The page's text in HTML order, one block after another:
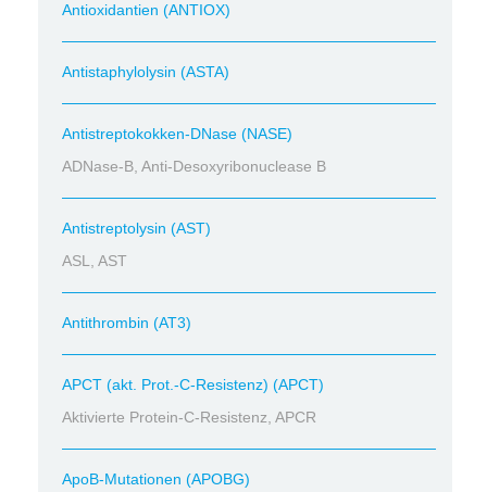
Antioxidantien (ANTIOX)
Antistaphylolysin (ASTA)
Antistreptokokken-DNase (NASE)
ADNase-B, Anti-Desoxyribonuclease B
Antistreptolysin (AST)
ASL, AST
Antithrombin (AT3)
APCT (akt. Prot.-C-Resistenz) (APCT)
Aktivierte Protein-C-Resistenz, APCR
ApoB-Mutationen (APOBG)